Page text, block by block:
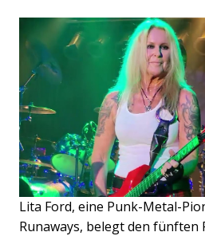
Lita Ford, eine Punk-Metal-
Runaways, belegt den fünften